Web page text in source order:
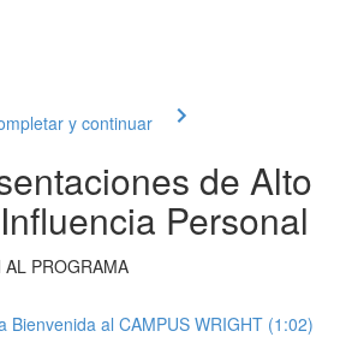
y continuar
de Alto
Personal
PROGRAMA
Bienvenida al CAMPUS WRIGHT (1:02)